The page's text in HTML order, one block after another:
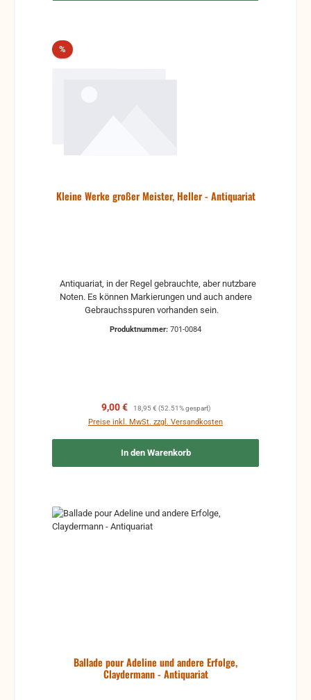
%Rabatt
Kleine Werke großer Meister, Heller - Antiquariat
Noten. Es können Markierungen und auch andere
Produktnummer: 701-0084
Verkaufspreis:
9,00 € Regulärer Preis:
18,95 € (52.51% gespart)
Preise inkl. MwSt. zzgl. Versandkosten
In den Warenkorb
Ballade pour Adeline und andere Erfolge,
Claydermann - Antiquariat